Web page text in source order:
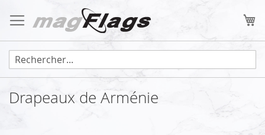
au
contenu
Drapeaux de Arménie